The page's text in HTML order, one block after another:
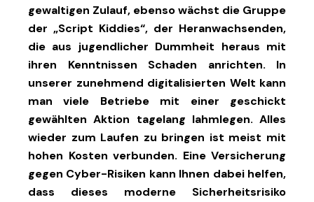
gewaltigen Zulauf, ebenso wächst die Gruppe
der „Script Kiddies“, der Heranwachsenden,
die aus jugendlicher Dummheit heraus mit
ihren Kenntnissen Schaden anrichten. In
unserer zunehmend digitalisierten Welt kann
man viele Betriebe mit einer geschickt
gewählten Aktion tagelang lahmlegen. Alles
wieder zum Laufen zu bringen ist meist mit
hohen Kosten verbunden. Eine Versicherung
gegen Cyber-Risiken kann Ihnen dabei helfen,
dass dieses moderne Sicherheitsrisiko